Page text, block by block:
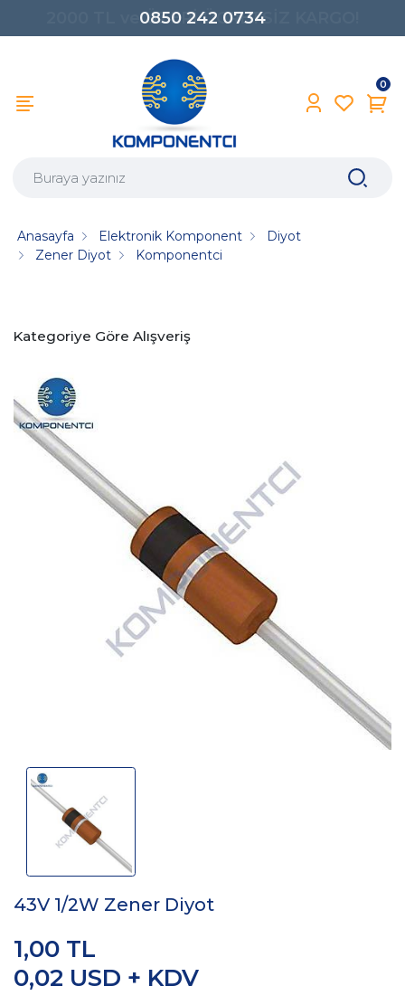
0850 242 0734
0
Anasayfa Elektronik Komponent
Diyot
Zener Diyot
Komponentci
Kategoriye Göre Alışveriş
43V 1/2W Zener Diyot
0,02 USD + KDV
1,00 TL